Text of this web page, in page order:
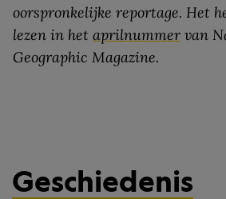
oorspronkelijke reportage. Het
lezen in het aprilnummer van
Geographic Magazine.
Geschiedenis